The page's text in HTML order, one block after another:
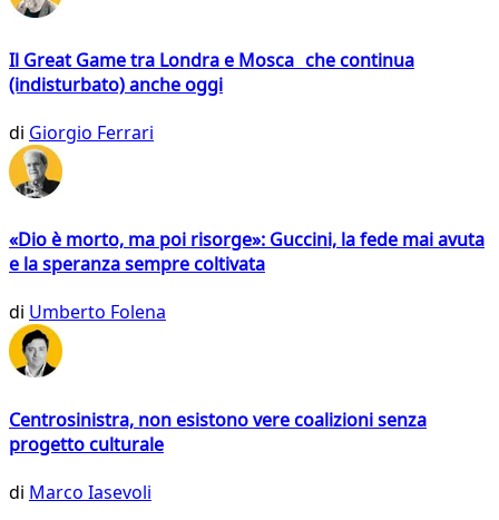
Il Great Game tra Londra e Mosca che continua
(indisturbato) anche oggi
di Giorgio Ferrari
«Dio è morto, ma poi risorge»: Guccini, la fede mai avuta
e la speranza sempre coltivata
di Umberto Folena
Centrosinistra, non esistono vere coalizioni senza
progetto culturale
di Marco Iasevoli